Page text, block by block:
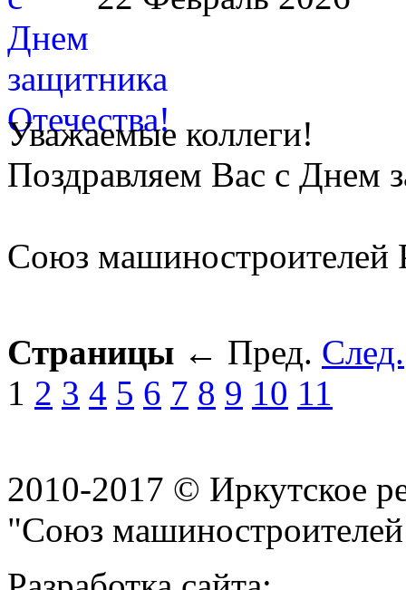
Уважаемые коллеги!
Поздравляем Вас с Днем
Союз машиностроителей
Страницы ← Пред. След.
1 2 3 4 5 6 7 8 9 10 11
2010-2017 © Иркутское
"Союз